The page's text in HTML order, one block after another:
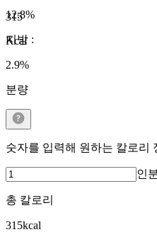
315
Kcal
12.8%
지방 :
2.9%
분량
숫자를 입력해 원하는 칼로리
인
총 칼로리
315kcal